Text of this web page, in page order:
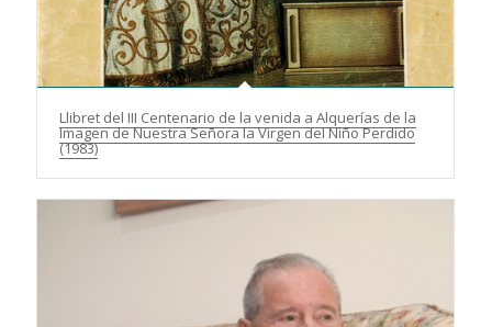
Llibret del III Centenario de la venida a Alquerías de la
Imagen de Nuestra Señora la Virgen del Niño Perdido
(1983)